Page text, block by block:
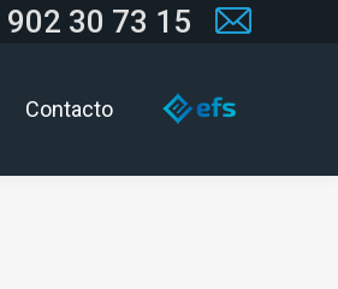
902 30 73 15
Mail
opens
new
Contacto